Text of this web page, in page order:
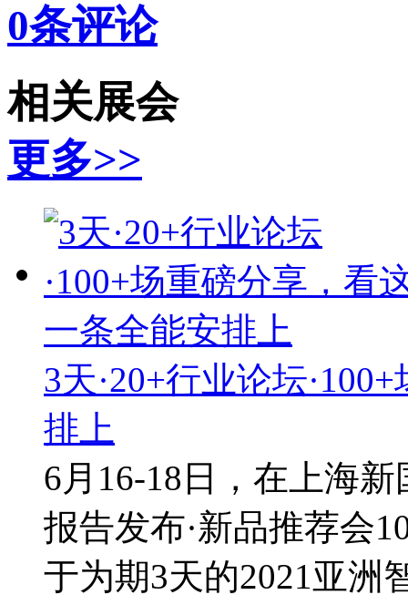
0条评论
相关展会
更多>>
3天·20+行业论坛
排上
6月16-18日，在上海
报告发布·新品推荐会
于为期3天的2021亚洲